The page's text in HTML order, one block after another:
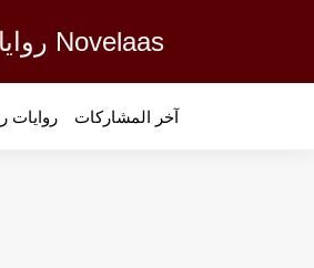
Novelaas روايات
آخر المشاركات روايات